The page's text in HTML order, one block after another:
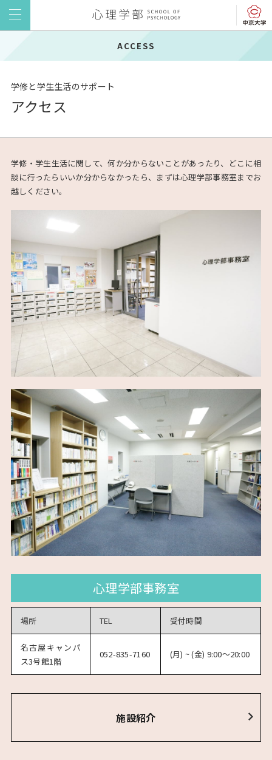
Net Campus
受験生向けホームページ
中京大学
公式ホームページ
心理・脳科学研究
参加者募集中
学術情報リポジトリ
ACCESS
学修と学生生活のサポート
アクセス
学修・学生生活に関して、何か分からないことがあったり、どこに相
談に行ったらいいか分からなかったら、まずは心理学部事務室までお
越しください。
心理学部事務室
場所 TEL 受付時間
名古屋キャンパ
ス3号館1階
052-835-7160 (月) ~ (金) 9:00～20:00
施設紹介